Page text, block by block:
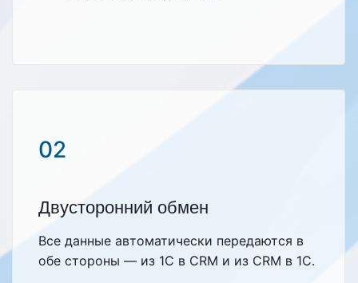
02
Двусторонний обмен
Все данные автоматически передаются в
обе стороны — из 1С в CRM и из CRM в 1С.